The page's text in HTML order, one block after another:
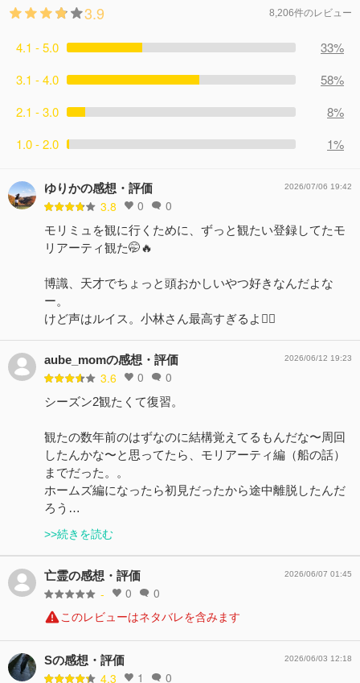
を強く結びつけた幼い日の契約と誓い。壮絶な過去が明ら
コメント5件拍手13回
3.9 8,206件のレビュー
4.1 - 5.0
33%
3.1 - 4.0
58%
2.1 - 3.0
8%
1.0 - 2.0
1%
ゆりかの感想・評価
3.8 0 0
2026/07/06 19:42
モリミュを観に行くために、ずっと観たい登録してたモ
リアーティ観た🤭🔥
博識、天才でちょっと頭おかしいやつ好きなんだよな
ー。
けど声はルイス。小林さん最高すぎるよ🙂‍↕️
aube_momの感想・評価
3.6 0 0
2026/06/12 19:23
シーズン2観たくて復習。
観たの数年前のはずなのに結構覚えてるもんだな〜周回
したんかな〜と思ってたら、モリアーティ編（船の話）
までだった。。
ホームズ編になったら初見だったから途中離脱したんだ
ろう…
>>続きを読む
亡霊の感想・評価
- 0 0
2026/06/07 01:45
このレビューはネタバレを含みます
Sの感想・評価
4.3 1 0
2026/06/03 12:18